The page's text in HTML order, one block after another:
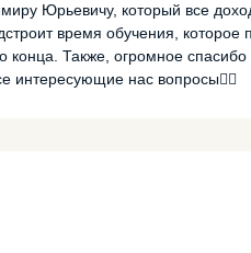
Юрьевичу, который все
время обучения, которое
конца. Также, огромное
интересующие нас вопросы👍🏻